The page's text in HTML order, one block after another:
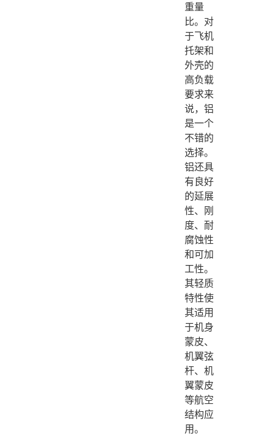
重量
比。对
于飞机
托架和
外壳的
高负载
要求来
说，铝
是一个
不错的
选择。
铝还具
有良好
的延展
性、刚
度、耐
腐蚀性
和可加
工性。
其轻质
特性使
其适用
于机身
蒙皮、
机翼弦
杆、机
翼蒙皮
等航空
结构应
用。